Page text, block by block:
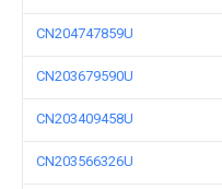
CN204747859U
CN203679590U
CN203409458U
CN203566326U